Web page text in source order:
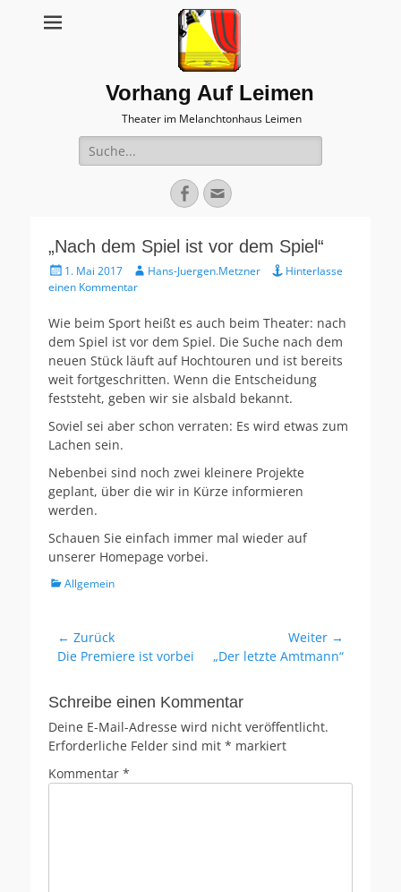
Vorhang Auf Leimen
Theater im Melanchtonhaus Leimen
Suche
nach:
Facebook
E-
Mail
„Nach dem Spiel ist vor dem Spiel“
Veröffentlicht
am
1. Mai 2017 AutorHans-Juergen.Metzner
Hinterlasse
einen Kommentar
Wie beim Sport heißt es auch beim Theater: nach
dem Spiel ist vor dem Spiel. Die Suche nach dem
neuen Stück läuft auf Hochtouren und ist bereits
weit fortgeschritten. Wenn die Entscheidung
feststeht, geben wir sie alsbald bekannt.
Soviel sei aber schon verraten: Es wird etwas zum
Lachen sein.
Nebenbei sind noch zwei kleinere Projekte
geplant, über die wir in Kürze informieren
werden.
Schauen Sie einfach immer mal wieder auf
unserer Homepage vorbei.
Kategorien
Allgemein
Beitragsnavigation
← Zurück
Vorheriger
Die Premiere ist vorbei
Weiter →
Nächster
„Der letzte Amtmann“
Schreibe einen Kommentar
Deine E-Mail-Adresse wird nicht veröffentlicht.
Erforderliche Felder sind mit * markiert
Kommentar *